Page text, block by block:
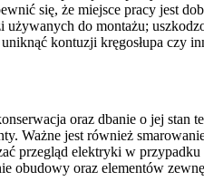
się, że miejsce pracy jest
do montażu;
kontuzji kręgosłupa czy
oraz dbanie o jej stan
Ważne jest również
przegląd elektryki w
obudowy oraz elementów